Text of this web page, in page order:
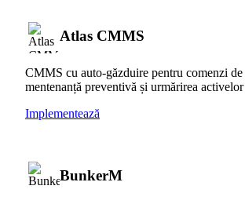
Atlas CMMS
CMMS cu auto-găzduire pentru comenzi
mentenanță preventivă și urmărirea activelor
Implementează
BunkerM